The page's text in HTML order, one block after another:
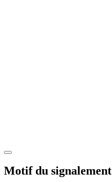
Motif du signalement